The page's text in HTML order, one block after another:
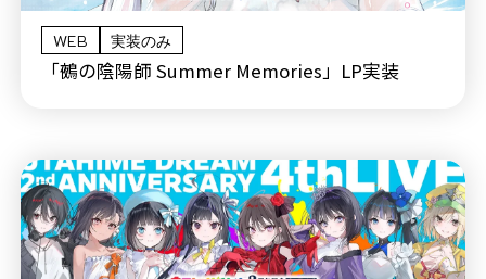
WEB 実装のみ
「鵺の陰陽師 Summer Memories」LP実装